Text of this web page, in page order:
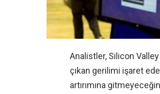
Analistler, Silicon Valley
çıkan gerilimi işaret
artırımına